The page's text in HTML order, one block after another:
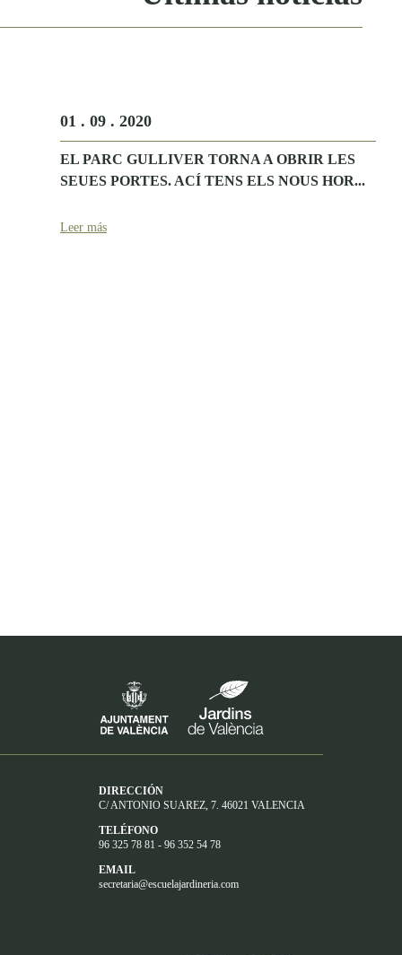
01 . 09 . 2020
EL PARC GULLIVER TORNA A OBRIR LES
SEUES PORTES. ACÍ TENS ELS NOUS HOR...
Leer más
DIRECCIÓN
C/ ANTONIO SUAREZ, 7. 46021 VALENCIA
TELÉFONO
96 325 78 81 - 96 352 54 78
EMAIL
secretaria@escuelajardineria.com